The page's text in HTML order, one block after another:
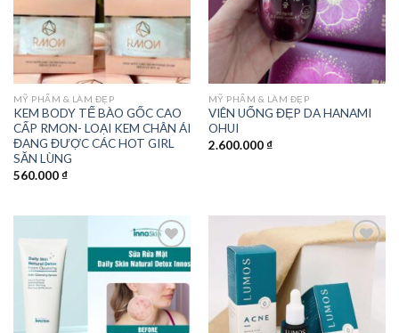
MỸ PHẨM & LÀM ĐẸP
KEM BODY TẾ BÀO GỐC CAO
CẤP RMON- LOẠI KEM CHÂN ÁI
ĐANG ĐƯỢC CÁC HOT GIRL
SĂN LÙNG
560.000₫
MỸ PHẨM & LÀM ĐẸP
VIÊN UỐNG ĐẸP DA HANAMI
OHUI
2.600.000₫
Add to
wishlist
Add to
wishlist